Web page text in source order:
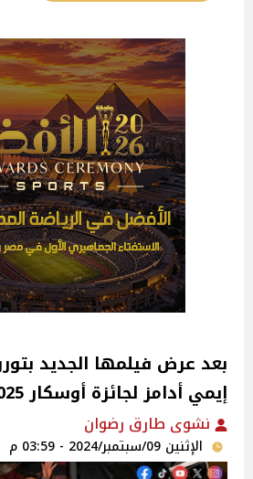
بعد عرض فيلمها الجديد
إيمي أدامز لجائزة أوسكار 2025؟
نشوى طارق رضوان
الإثنين 09/سبتمبر/2024 - 03:59 م